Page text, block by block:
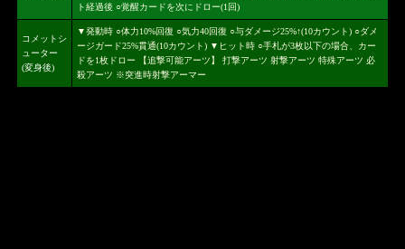
ト経過後 ○覚醒カードを次にドロー(1回)
コメットシ
ューター
(変身後)
▼発動時 ○体力10%回復 ○気力40回復 ○与ダメージ25%↑(10カウント) ○ダメ
ージガード25%貫通(10カウント) ▼ヒット時 ○手札が3枚以下の場合、カー
ドを1枚ドロー 【追撃可能アーツ】 打撃アーツ 射撃アーツ 特殊アーツ 必
殺アーツ ※突進時射撃アーマー